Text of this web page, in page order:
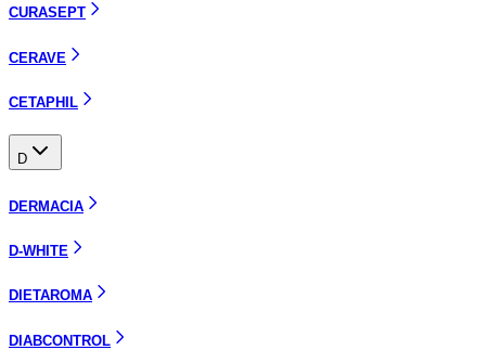
CURASEPT
CERAVE
CETAPHIL
D
DERMACIA
D-WHITE
DIETAROMA
DIABCONTROL